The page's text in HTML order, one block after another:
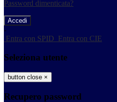
Password dimenticata?
-
Entra con SPID Entra con CIE
Seleziona utente
button close ×
Recupero password